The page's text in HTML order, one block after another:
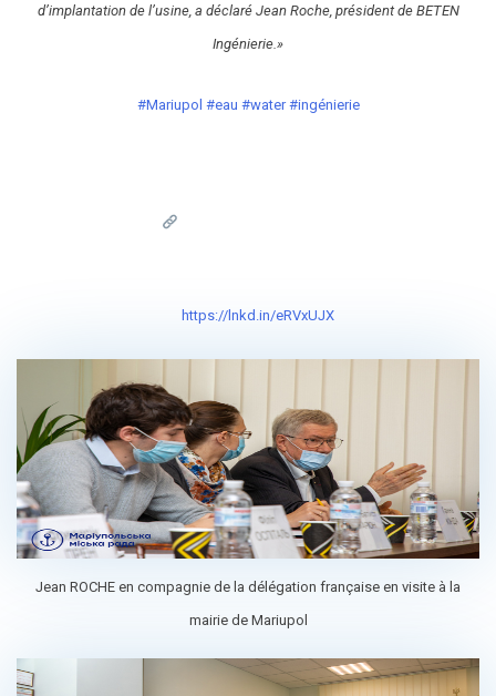
d’implantation de l’usine, a déclaré Jean Roche, président de BETEN
Ingénierie.»
#Mariupol #eau #water #ingénierie
https://lnkd.in/eRVxUJX
Jean ROCHE en compagnie de la délégation française en visite à la
mairie de Mariupol